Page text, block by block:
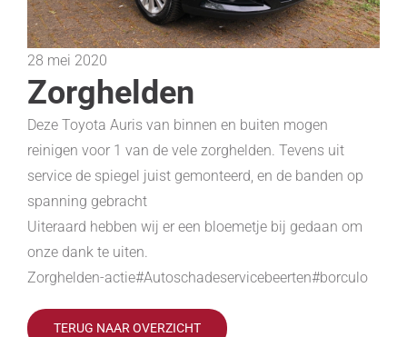
28 mei 2020
Zorghelden
Deze Toyota Auris van binnen en buiten mogen
reinigen voor 1 van de vele zorghelden. Tevens uit
service de spiegel juist gemonteerd, en de banden op
spanning gebracht
Uiteraard hebben wij er een bloemetje bij gedaan om
onze dank te uiten.
Zorghelden-actie#Autoschadeservicebeerten#borculo
TERUG NAAR OVERZICHT